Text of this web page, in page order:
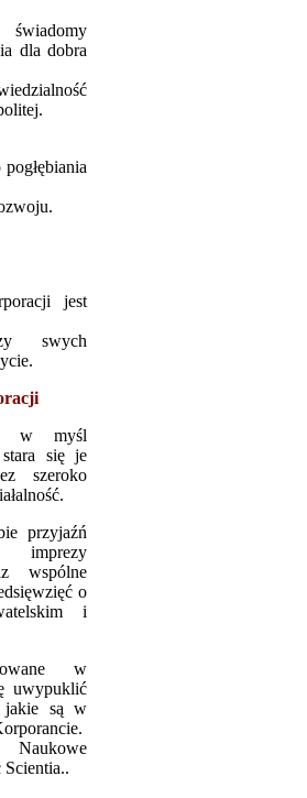
dla dobra
jest
swych
w myśl
się je
szeroko
przyjaźń
imprezy
wspólne
o
i
w
uwypuklić
jakie są w